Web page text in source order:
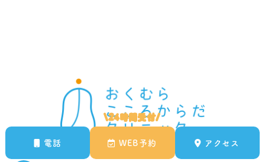
電話 WEB予約
\24時間受付/
アクセス